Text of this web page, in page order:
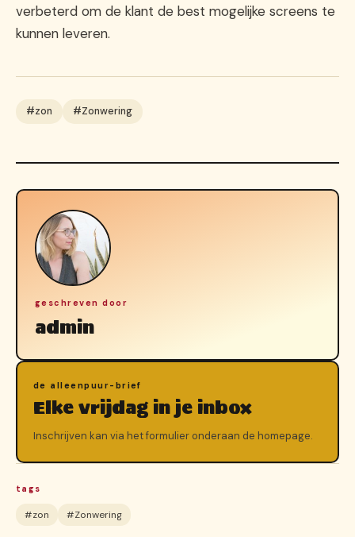
verbeterd om de klant de best mogelijke screens te
kunnen leveren.
#zon #Zonwering
geschreven door
admin
de alleenpuur-brief
Elke vrijdag in je inbox
Inschrijven kan via het formulier onderaan de homepage.
tags
#zon #Zonwering